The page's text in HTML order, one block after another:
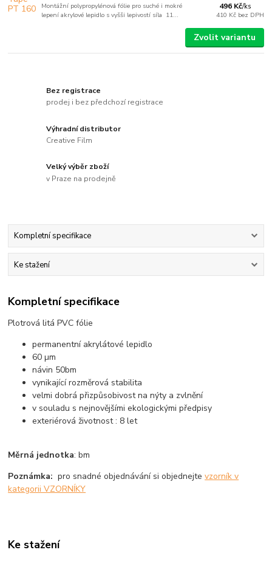
Montážní polypropylénová fólie pro suché i mokré
lepení akrylové lepidlo s vyšši lepivostí síla 11...
496 Kč/ks
410 Kč bez DPH
Zvolit variantu
Bez registrace
prodej i bez předchozí registrace
Výhradní distributor
Creative Film
Velký výběr zboží
v Praze na prodejně
Kompletní specifikace
Ke stažení
Kompletní specifikace
Plotrová litá PVC fólie
permanentní akrylátové lepidlo
60 µm
návin 50bm
vynikající rozměrová stabilita
velmi dobrá přizpůsobivost na nýty a zvlnění
v souladu s nejnovějšími ekologickými předpisy
exteriérová životnost : 8 let
Měrná jednotka: bm
Poznámka: pro snadné objednávání si objednejtevzorník v
kategorii VZORNÍKY
Ke stažení